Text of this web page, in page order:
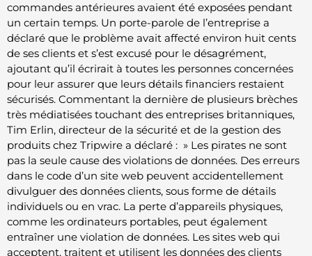
commandes antérieures avaient été exposées pendant
un certain temps. Un porte-parole de l’entreprise a
déclaré que le problème avait affecté environ huit cents
de ses clients et s’est excusé pour le désagrément,
ajoutant qu’il écrirait à toutes les personnes concernées
pour leur assurer que leurs détails financiers restaient
sécurisés. Commentant la dernière de plusieurs brèches
très médiatisées touchant des entreprises britanniques,
Tim Erlin, directeur de la sécurité et de la gestion des
produits chez Tripwire a déclaré : » Les pirates ne sont
pas la seule cause des violations de données. Des erreurs
dans le code d’un site web peuvent accidentellement
divulguer des données clients, sous forme de détails
individuels ou en vrac. La perte d’appareils physiques,
comme les ordinateurs portables, peut également
entraîner une violation de données. Les sites web qui
acceptent, traitent et utilisent les données des clients